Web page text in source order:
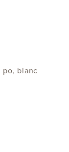
po, blanc